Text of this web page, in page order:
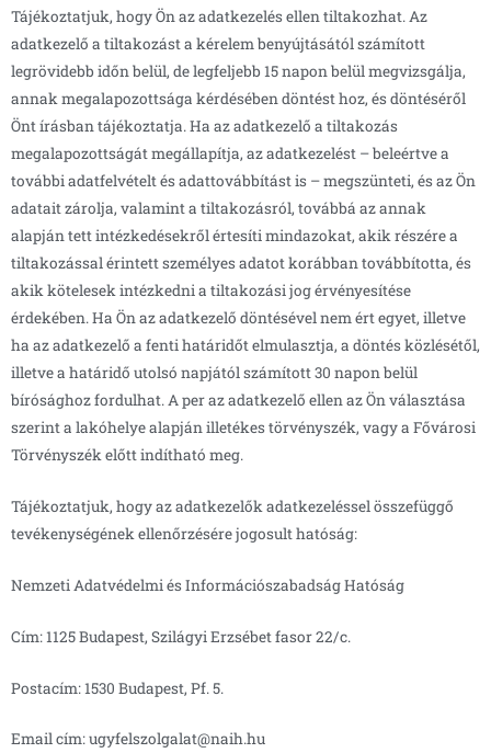
Tájékoztatjuk, hogy Ön az adatkezelés ellen tiltakozhat. Az
adatkezelő a tiltakozást a kérelem benyújtásától számított
legrövidebb időn belül, de legfeljebb 15 napon belül megvizsgálja,
annak megalapozottsága kérdésében döntést hoz, és döntéséről
Önt írásban tájékoztatja. Ha az adatkezelő a tiltakozás
megalapozottságát megállapítja, az adatkezelést – beleértve a
további adatfelvételt és adattovábbítást is – megszünteti, és az Ön
adatait zárolja, valamint a tiltakozásról, továbbá az annak
alapján tett intézkedésekről értesíti mindazokat, akik részére a
tiltakozással érintett személyes adatot korábban továbbította, és
akik kötelesek intézkedni a tiltakozási jog érvényesítése
érdekében. Ha Ön az adatkezelő döntésével nem ért egyet, illetve
ha az adatkezelő a fenti határidőt elmulasztja, a döntés közlésétől,
illetve a határidő utolsó napjától számított 30 napon belül
bírósághoz fordulhat. A per az adatkezelő ellen az Ön választása
szerint a lakóhelye alapján illetékes törvényszék, vagy a Fővárosi
Törvényszék előtt indítható meg.
Tájékoztatjuk, hogy az adatkezelők adatkezeléssel összefüggő
tevékenységének ellenőrzésére jogosult hatóság:
Nemzeti Adatvédelmi és Információszabadság Hatóság
Cím: 1125 Budapest, Szilágyi Erzsébet fasor 22/c.
Postacím: 1530 Budapest, Pf. 5.
Email cím: ugyfelszolgalat@naih.hu